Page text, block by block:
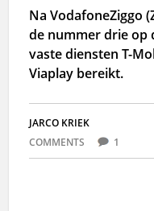
Na VodafoneZiggo
de nummer drie op
vaste diensten T-
Viaplay bereikt.
JARCO KRIEK
COMMENTS
1